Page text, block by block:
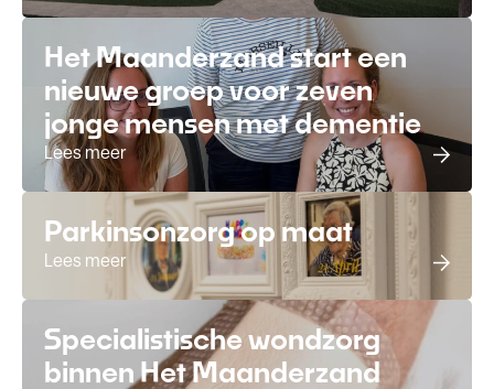
Het Maanderzand start een
nieuwe groep voor zeven
jonge mensen met dementie
Lees meer
Parkinsonzorg op maat
Lees meer
Specialistische wondzorg
binnen Het Maanderzand